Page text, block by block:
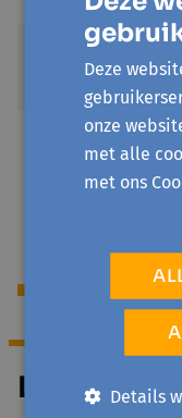
Standaardprijs
UiTPAS
Lies
Deze
onze
met alle
met ons
Details